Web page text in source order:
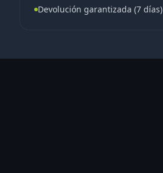
Devolución garantizada (7 días)